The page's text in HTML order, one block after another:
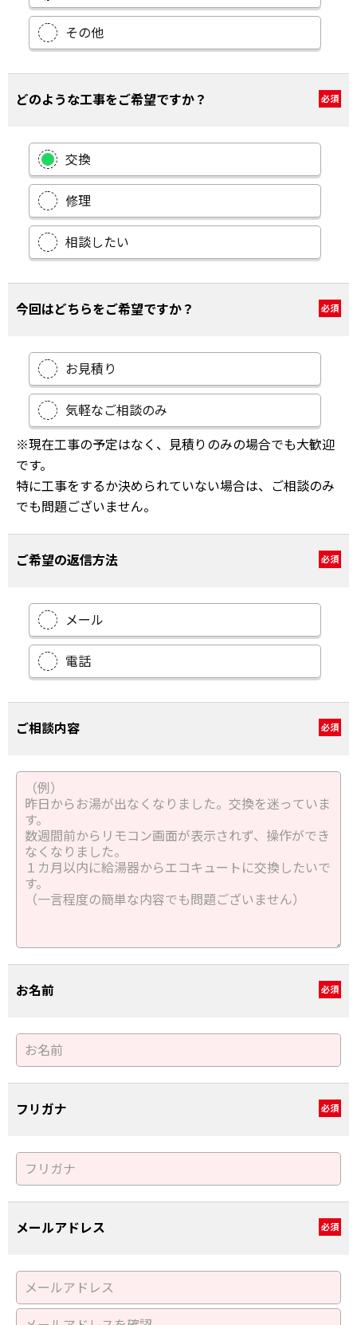
その他
どのような工事をご希望ですか？ 必須
交換
修理
相談したい
今回はどちらをご希望ですか？ 必須
お見積り
気軽なご相談のみ
※現在工事の予定はなく、見積りのみの場合でも大歓迎
です。
特に工事をするか決められていない場合は、ご相談のみ
でも問題ございません。
ご希望の返信方法 必須
メール
電話
ご相談内容 必須
お名前 必須
フリガナ 必須
メールアドレス 必須